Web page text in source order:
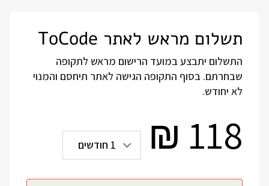
תשלום מראש לאתר ToCode
התשלום יתבצע במועד הרישום מראש לתקופה
שבחרתם. בסוף התקופה הגישה לאתר תיחסם והמנוי
לא יחודש.
118
₪